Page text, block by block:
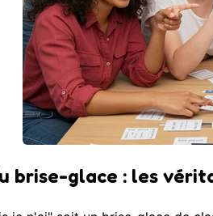
brise-glace : les